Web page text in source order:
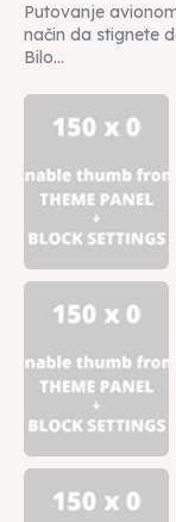
Putovanje
način da stignete
Bilo...